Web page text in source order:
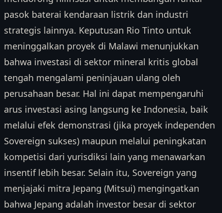
pasok baterai kendaraan listrik dan industri
strategis lainnya. Keputusan Rio Tinto untuk
meninggalkan proyek di Malawi menunjukkan
bahwa investasi di sektor mineral kritis global
tengah mengalami peninjauan ulang oleh
perusahaan besar. Hal ini dapat mempengaruhi
arus investasi asing langsung ke Indonesia, baik
melalui efek demonstrasi (jika proyek independen
Sovereign sukses) maupun melalui peningkatan
kompetisi dari yurisdiksi lain yang menawarkan
insentif lebih besar. Selain itu, Sovereign yang
menjajaki mitra Jepang (Mitsui) mengingatkan
bahwa Jepang adalah investor besar di sektor